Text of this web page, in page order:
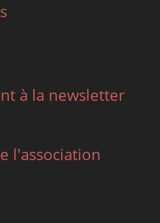
à la newsletter
l'association